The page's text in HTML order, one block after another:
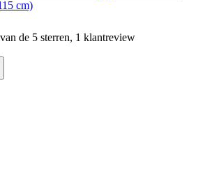
cm)
de 5 sterren, 1 klantreview